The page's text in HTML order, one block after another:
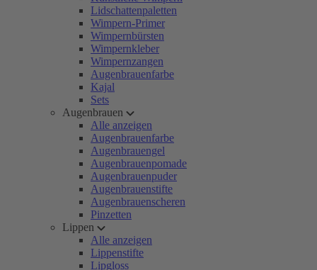
Lidschattenpaletten
Wimpern-Primer
Wimpernbürsten
Wimpernkleber
Wimpernzangen
Augenbrauenfarbe
Kajal
Sets
Augenbrauen
Alle anzeigen
Augenbrauenfarbe
Augenbrauengel
Augenbrauenpomade
Augenbrauenpuder
Augenbrauenstifte
Augenbrauenscheren
Pinzetten
Lippen
Alle anzeigen
Lippenstifte
Lipgloss